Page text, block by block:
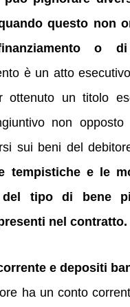
questo non
o
è un atto
ottenuto un titolo
non
sui beni del
tempistiche e le
del tipo di bene
nel contratto.
e depositi
ha un conto